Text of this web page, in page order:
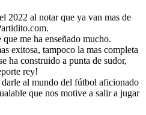
2022 al notar que ya van mas de
me ha enseñado mucho.
exitosa, tampoco la mas completa
ha construido a punta de sudor,
rey!
al mundo del fútbol aficionado
que nos motive a salir a jugar